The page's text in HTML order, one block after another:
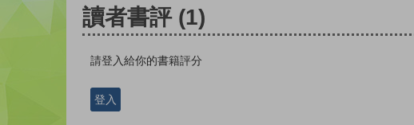
讀者書評 (1)
請登入給你的書籍評分
登入